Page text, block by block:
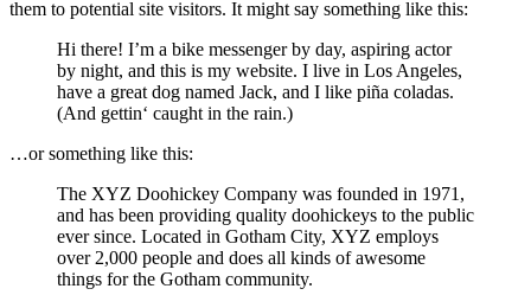
them to potential site visitors. It might say something like this:
Hi there! I’m a bike messenger by day, aspiring actor
by night, and this is my website. I live in Los Angeles,
have a great dog named Jack, and I like piña coladas.
(And gettin‘ caught in the rain.)
…or something like this:
The XYZ Doohickey Company was founded in 1971,
and has been providing quality doohickeys to the public
ever since. Located in Gotham City, XYZ employs
over 2,000 people and does all kinds of awesome
things for the Gotham community.